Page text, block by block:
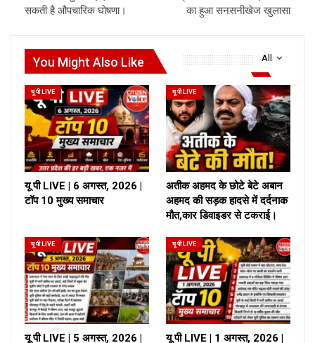
सकती है औपचारिक घोषणा।
का हुआ सनसनीखेज खुलासा
All
You Might Also Like
यू पी LIVE
यू पी LIVE | 6 अगस्त, 2026 |
टॉप 10 मुख्य समाचार
यू पी LIVE
अतीक अहमद के छोटे बेटे अबान
अहमद की सड़क हादसे में दर्दनाक
मौत,कार डिवाइडर से टकराई।
यू पी LIVE
यू पी LIVE | 5 अगस्त, 2026 |
यू पी LIVE
यू पी LIVE | 1 अगस्त, 2026 |